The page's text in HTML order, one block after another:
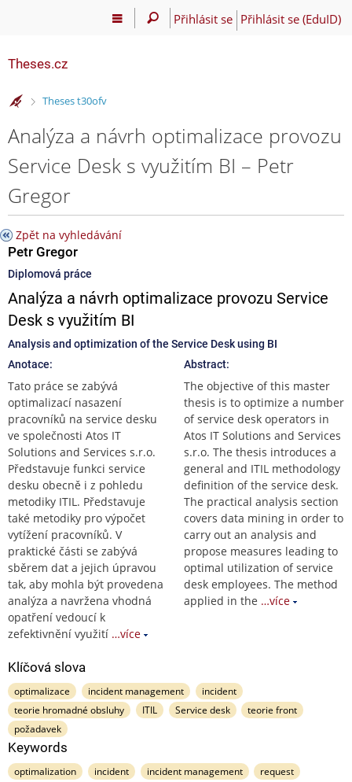
Přihlásit se Přihlásit se (EduID)
Theses.cz
>
Theses t30ofv
Analýza a návrh optimalizace provozu
Service Desk s využitím BI – Petr
Gregor
Zpět na vyhledávání
Petr Gregor
Diplomová práce
Analýza a návrh optimalizace provozu Service
Desk s využitím BI
Analysis and optimization of the Service Desk using BI
Anotace:
Tato práce se zabývá
optimalizací nasazení
pracovníků na service desku
ve společnosti Atos IT
Solutions and Services s.r.o.
Představuje funkci service
desku obecně i z pohledu
metodiky ITIL. Představuje
také metodiky pro výpočet
vytížení pracovníků. V
praktické části se zabývá
sběrem dat a jejich úpravou
tak, aby mohla být provedena
analýza a navržena vhodná
opatření vedoucí k
zefektivnění využití …více
Abstract:
The objective of this master
thesis is to optimize a number
of service desk operators in
Atos IT Solutions and Services
s.r.o. The thesis introduces a
general and ITIL methodology
definition of the service desk.
The practical analysis section
covers data mining in order to
carry out an analysis and
propose measures leading to
optimal utilization of service
desk employees. The method
applied in the …více
Klíčová slova
optimalizace incident management
incident
teorie hromadné obsluhy
ITIL Service desk
teorie front
požadavek
Keywords
optimalization incident incident management
request